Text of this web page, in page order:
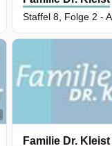
Staffel 8, Folge 2 -
Familie Dr. Kleist